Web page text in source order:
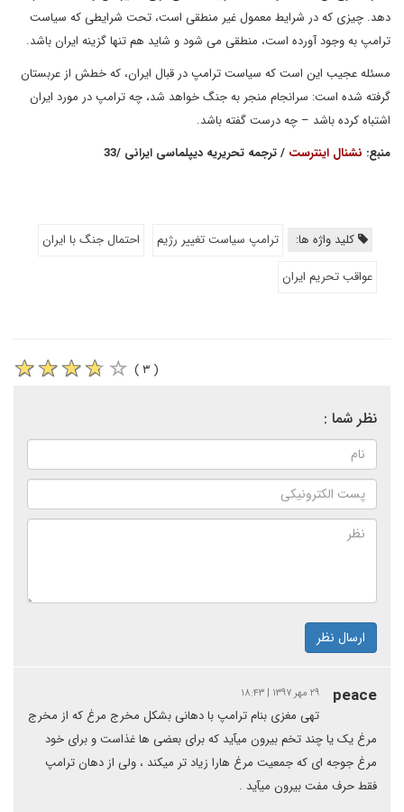
دهد. چیزی که در شرایط معمول غیر منطقی است، تحت شرایطی که سیاست
ترامپ به وجود آورده است، منطقی می شود و شاید هم تنها گزینه ایران باشد.
مسئله عجیب این است که سیاست ترامپ در قبال ایران، که خطش از عربستان
گرفته شده است: سرانجام منجر به جنگ خواهد شد، چه ترامپ در مورد ایران
اشتباه کرده باشد – چه درست گفته باشد.
منبع: نشنال اینترست / ترجمه تحریریه دیپلماسی ایرانی /33
کلید واژه ها: ترامپ سیاست تغییر رژیم
احتمال جنگ با ایران
عواقب تحریم ایران
( ۳ )
نظر شما :
ارسال نظر
peace ۲۹ مهر ۱۳۹۷ | ۱۸:۴۳
تهی مغزی بنام ترامپ با دهانی بشکل مخرج مرغ که از مخرج
مرغ یک یا چند تخم بیرون میآید که برای بعضی ها غذاست و برای خود
مرغ جوجه ای که جمعیت مرغ هارا زیاد تر میکند ، ولی از دهان ترامپ
فقط حرف مفت بیرون میآید .